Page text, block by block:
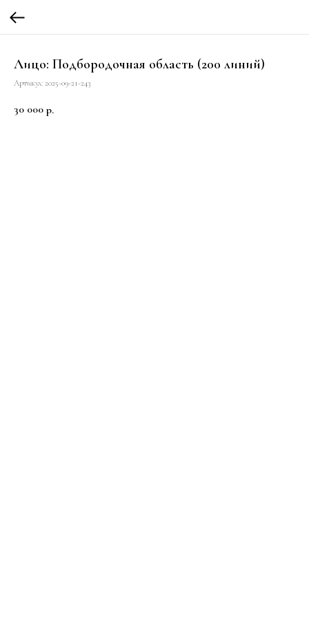
Лицо: Подбородочная область (200 линий)
Артикул: 2025-09-21-243
30 000 р.